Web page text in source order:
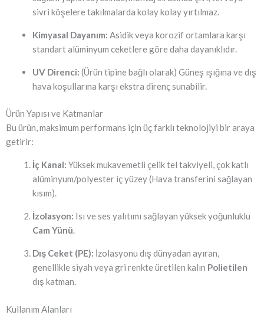
sivri köşelere takılmalarda kolay kolay yırtılmaz.
Kimyasal Dayanım: Asidik veya korozif ortamlara karşı
standart alüminyum ceketlere göre daha dayanıklıdır.
UV Direnci: (Ürün tipine bağlı olarak) Güneş ışığına ve dış
hava koşullarına karşı ekstra direnç sunabilir.
Ürün Yapısı ve Katmanlar
Bu ürün, maksimum performans için üç farklı teknolojiyi bir araya
getirir:
İç Kanal: Yüksek mukavemetli çelik tel takviyeli, çok katlı
alüminyum/polyester iç yüzey (Hava transferini sağlayan
kısım).
İzolasyon: Isı ve ses yalıtımı sağlayan yüksek yoğunluklu
Cam Yünü.
Dış Ceket (PE): İzolasyonu dış dünyadan ayıran,
genellikle siyah veya gri renkte üretilen kalın Polietilen
dış katman.
Kullanım Alanları